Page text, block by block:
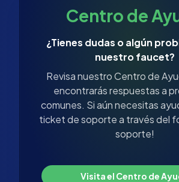
Centro de
¿Tienes dudas o algún
nuestro faucet?
Revisa nuestro Centro de
encontrarás respuestas a
comunes. Si aún necesitas
ticket de soporte a través del
soporte!
Visita el Centro de